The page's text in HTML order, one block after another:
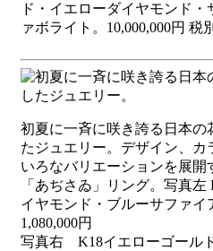
ド・イエローダイヤモンド
ァボライト。10,000,000円 税別
初夏に一斉に咲き誇る日本の
たジュエリー。デザイン、カ
いろなバリエーションを展開
「あぢさゐ」リング。写真
イヤモンド・ブルーサファ
1,080,000円
写真右 K18イエローゴール